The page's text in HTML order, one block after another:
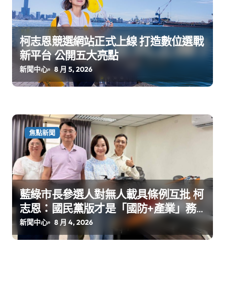
柯志恩競選網站正式上線 打造數位選戰
新平台 公開五大亮點
新聞中心 8 月 5, 2026
焦點新聞
藍綠市長參選人對無人載具條例互批 柯
志恩：國民黨版才是「國防+產業」務
實版
新聞中心 8 月 4, 2026